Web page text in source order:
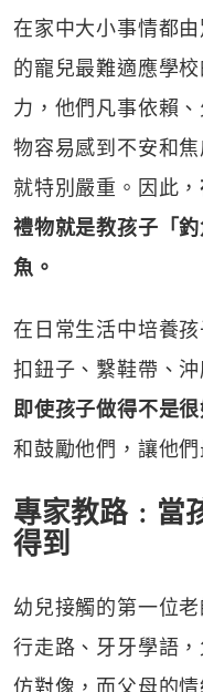
在家中大小事情都
的寵兒最難適應學
力，他們凡事依賴
物容易感到不安和
就特別嚴重。因此，
禮物就是教孩子「
魚。
在日常生活中培養
扣鈕子、繫鞋帶、
即使孩子做得不是
和鼓勵他們，讓他
專家教路﹕當
得到
幼兒接觸的第一位
行走路、牙牙學語
仿對像，而父母的